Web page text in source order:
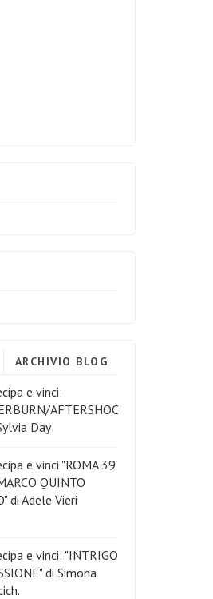
ARCHIVIO BLOG
e vinci:
AFTERSHOC
Day
e vinci "ROMA 39
QUINTO
di Adele Vieri
e vinci: "INTRIGO
di Simona